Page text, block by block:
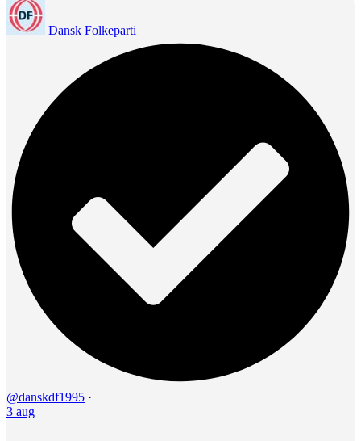
Dansk Folkeparti
@danskdf1995 ·
3 aug